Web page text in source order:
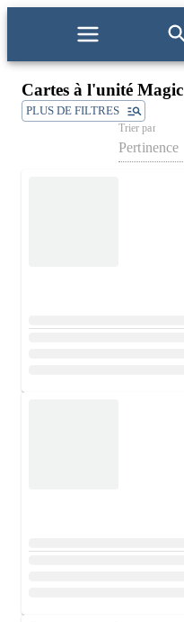
Cartes à l'unité Magic
PLUS DE FILTRES
Trier par
Pertinence